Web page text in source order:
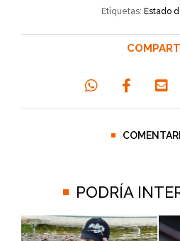
Etiquetas: Estado
PODRÍA